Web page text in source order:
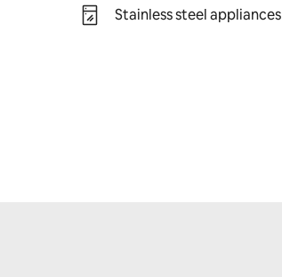
Stainless steel appliances